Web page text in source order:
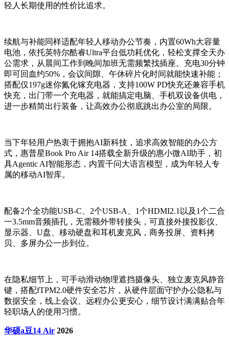
轻人长期使用的性价比追求。
续航与补能同样适配年轻人移动办公节奏，内置60Wh大容量
电池，依托英特尔酷睿Ultra平台低功耗优化，轻松支撑全天办
公需求，从晨间工作到晚间加班无需频繁找插座。充电30分钟
即可回血约50%，会议间隙、午休碎片化时间就能快速补能；
搭配仅197g迷你氮化镓充电器，支持100W PD快充还兼容手机
快充，出门带一个充电器，就能搞定电脑、手机双设备供电，
进一步精简出行装备，让高效办公彻底跳出办公室的局限。
当下年轻用户热衷于拥抱AI新科技，追求高效智能的办公方
式，惠普星Book Pro Air 14搭载全新升级的惠小微AI助手，初
具Agentic AI智能形态，内置千问大语言模型，成为年轻人专
属的移动AI智库。
配备2个全功能USB-C、2个USB-A、1个HDMI2.1以及1个二合
一3.5mm音频插孔，无需额外带转接头，可直接外接投影仪、
显示器、U盘、移动硬盘和耳机麦克风，商务投屏、资料拷
贝、多屏办公一步到位。
在隐私细节上，可手动滑动物理遮挡摄像头、独立麦克风静音
键，搭配fTPM2.0硬件安全芯片，从硬件层面守护办公隐私与
数据安全，线上会议、远程办公更安心，细节设计满满贴合年
轻职场人的使用习惯。
华硕a豆14 Air 2026